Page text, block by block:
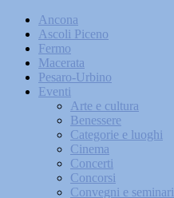
Ancona
Ascoli Piceno
Fermo
Macerata
Pesaro-Urbino
Eventi
Arte e cultura
Benessere
Categorie e luoghi
Cinema
Concerti
Concorsi
Convegni e seminari